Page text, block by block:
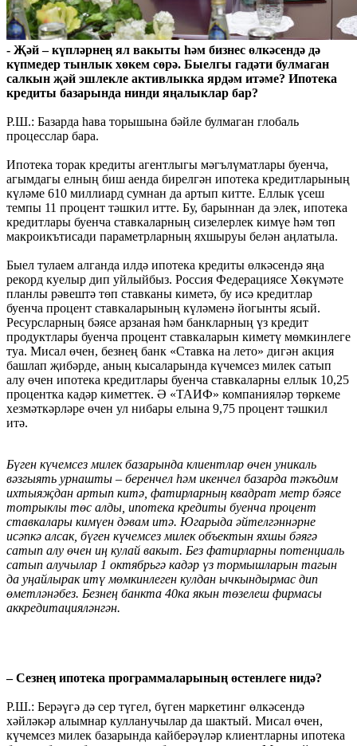
- Җәй – күпләрнең ял вакыты һәм бизнес өлкәсендә дә
күпмедер тынлык хөкем сөрә. Быелгы гадәти булмаган
салкын җәй эшлекле активлыкка ярдәм итәме? Ипотека
кредиты базарында нинди яңалыклар бар?
Р.Ш.: Базарда һава торышына бәйле булмаган глобаль
процесслар бара.
Ипотека торак кредиты агентлыгы мәгълүматлары буенча,
агымдагы елның биш аенда бирелгән ипотека кредитларының
күләме 610 миллиард сумнан да артып китте. Еллык үсеш
темпы 11 процент тәшкил итте. Бу, барыннан да элек, ипотека
кредитлары буенча ставкаларның сизелерлек кимүе һәм төп
макроикътисади параметрларның яхшыруы белән аңлатыла.
Быел тулаем алганда илдә ипотека кредиты өлкәсендә яңа
рекорд куелыр дип уйлыйбыз. Россия Федерациясе Хөкүмәте
планлы рәвештә төп ставканы киметә, бу исә кредитлар
буенча процент ставкаларының күләменә йогынты ясый.
Ресурсларның бәясе арзаная һәм банкларның үз кредит
продуктлары буенча процент ставкаларын киметү мөмкинлеге
туа. Мисал өчен, безнең банк «Ставка на лето» дигән акция
башлап җибәрде, аның кысаларында күчемсез милек сатып
алу өчен ипотека кредитлары буенча ставкаларны еллык 10,25
процентка кадәр киметтек. Ә «ТАИФ» компанияләр төркеме
хезмәткәрләре өчен ул нибары елына 9,75 процент тәшкил
итә.
Бүген күчемсез милек базарында клиентлар өчен уникаль
вәзгыять урнашты – беренчел һәм икенчел базарда тәкъдим
ихтыяҗдан артып китә, фатирларның квадрат метр бәясе
тотрыклы төс алды, ипотека кредиты буенча процент
ставкалары кимүен дәвам итә. Югарыда әйтелгәннәрне
исәпкә алсак, бүген күчемсез милек объектын яхшы бәягә
сатып алу өчен иң кулай вакыт. Без фатирларны потенциаль
сатып алучылар 1 октябрьгә кадәр үз тормышларын тагын
да уңайлырак итү мөмкинлеген кулдан ычкындырмас дип
өметләнәбез. Безнең банкта 40ка якын төзелеш фирмасы
аккредитацияләнгән.
– Сезнең ипотека программаларының өстенлеге нидә?
Р.Ш.: Берәүгә дә сер түгел, бүген маркетинг өлкәсендә
хәйләкәр алымнар кулланучылар да шактый. Мисал өчен,
күчемсез милек базарында кайберәүләр клиентларны ипотека